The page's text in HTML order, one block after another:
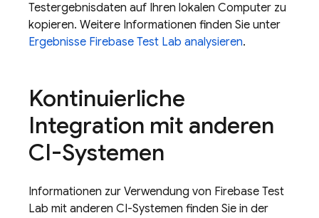
Testergebnisdaten auf Ihren lokalen Computer zu
kopieren. Weitere Informationen finden Sie unter
Ergebnisse Firebase Test Lab analysieren.
Kontinuierliche
Integration mit anderen
CI-Systemen
Informationen zur Verwendung von Firebase Test
Lab mit anderen CI-Systemen finden Sie in der